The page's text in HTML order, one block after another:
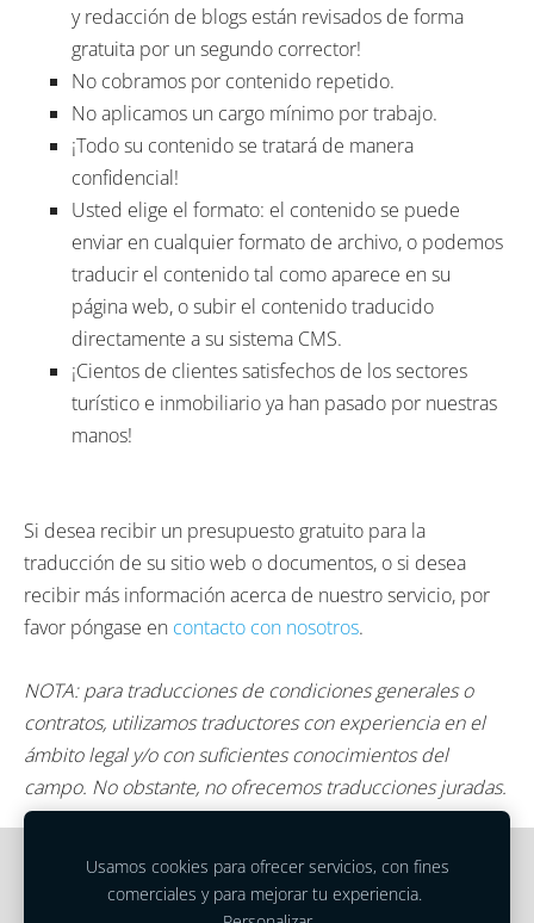
y redacción de blogs están revisados de forma
gratuita por un segundo corrector!
No cobramos por contenido repetido.
No aplicamos un cargo mínimo por trabajo.
¡Todo su contenido se tratará de manera
confidencial!
Usted elige el formato: el contenido se puede
enviar en cualquier formato de archivo, o podemos
traducir el contenido tal como aparece en su
página web, o subir el contenido traducido
directamente a su sistema CMS.
¡Cientos de clientes satisfechos de los sectores
turístico e inmobiliario ya han pasado por nuestras
manos!
Si desea recibir un presupuesto gratuito para la
traducción de su sitio web o documentos, o si desea
recibir más información acerca de nuestro servicio, por
favor póngase en contacto con nosotros.
NOTA: para traducciones de condiciones generales o
contratos, utilizamos traductores con experiencia en el
ámbito legal y/o con suficientes conocimientos del
campo. No obstante, no ofrecemos traducciones juradas.
Cookies
Usamos cookies para ofrecer servicios, con fines
comerciales y para mejorar tu experiencia.